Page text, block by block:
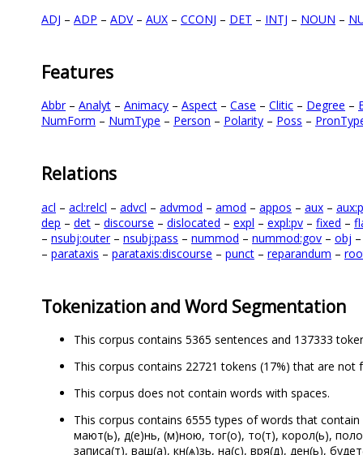
ADJ – ADP – ADV– AUX – CCONJ – DET – INTJ – NOUN –
Features
Abbr– Analyt – Animacy – Aspect – Case – Clitic – Degree –
NumForm – NumType – Person – Polarity – Poss –
Relations
acl – acl:relcl – advcl – advmod – amod – appos – aux –
dep – det – discourse – dislocated – expl – expl:pv – fixed –
– nsubj:outer– nsubj:pass – nummod – nummod:gov – obj
– parataxis – parataxis:discourse – punct – reparandum –
Tokenization and Word Segmentation
This corpus contains 5365 sentences and 137333
This corpus contains 22721 tokens (17%) that are not
This corpus does not contain words with spaces.
This corpus contains 6555 types of words that
мают(ь), д(е)нь, (м)ною, тог(о), то(т), корол(ь),
записа(т), ваш(а), кн(ѧ)зь, на(с), вря(д), ден(ь),